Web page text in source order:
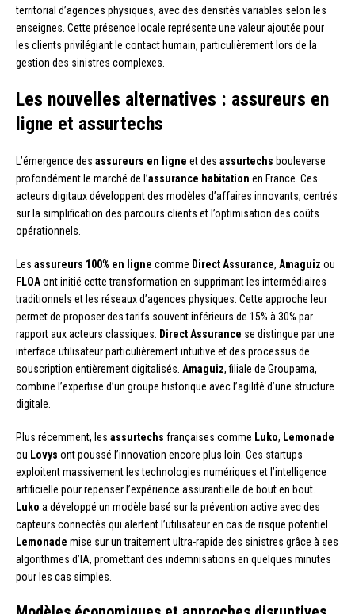
territorial d’agences physiques, avec des densités variables selon les
enseignes. Cette présence locale représente une valeur ajoutée pour
les clients privilégiant le contact humain, particulièrement lors de la
gestion des sinistres complexes.
Les nouvelles alternatives : assureurs en
ligne et assurtechs
L’émergence des assureurs en ligne et des assurtechs bouleverse
profondément le marché de l’assurance habitation en France. Ces
acteurs digitaux développent des modèles d’affaires innovants, centrés
sur la simplification des parcours clients et l’optimisation des coûts
opérationnels.
Les assureurs 100% en ligne comme Direct Assurance, Amaguiz ou
FLOAont initié cette transformation en supprimant les intermédiaires
traditionnels et les réseaux d’agences physiques. Cette approche leur
permet de proposer des tarifs souvent inférieurs de 15% à 30% par
rapport aux acteurs classiques.
Direct Assurance se distingue par une
interface utilisateur particulièrement intuitive et des processus de
souscription entièrement digitalisés. Amaguiz, filiale de Groupama,
combine l’expertise d’un groupe historique avec l’agilité d’une structure
digitale.
Plus récemment, les assurtechs françaises comme Luko, Lemonade
ou Lovys ont poussé l’innovation encore plus loin. Ces startups
exploitent massivement les technologies numériques et l’intelligence
artificielle pour repenser l’expérience assurantielle de bout en bout.
Luko a développé un modèle basé sur la prévention active avec des
capteurs connectés qui alertent l’utilisateur en cas de risque potentiel.
Lemonade mise sur un traitement ultra-rapide des sinistres grâce à ses
algorithmes d’IA, promettant des indemnisations en quelques minutes
pour les cas simples.